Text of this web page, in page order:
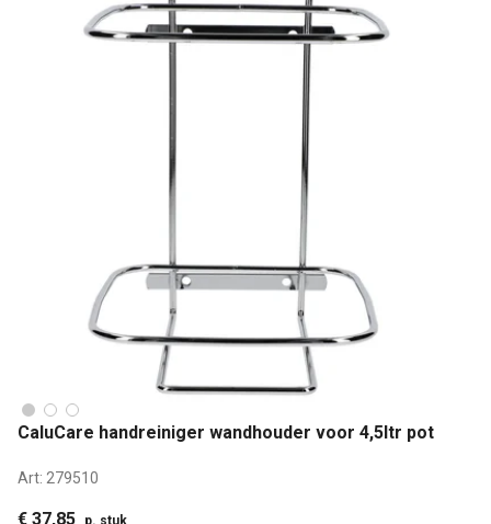
CaluCare handreiniger wandhouder voor 4,5ltr pot
Art: 279510
€ 37,85